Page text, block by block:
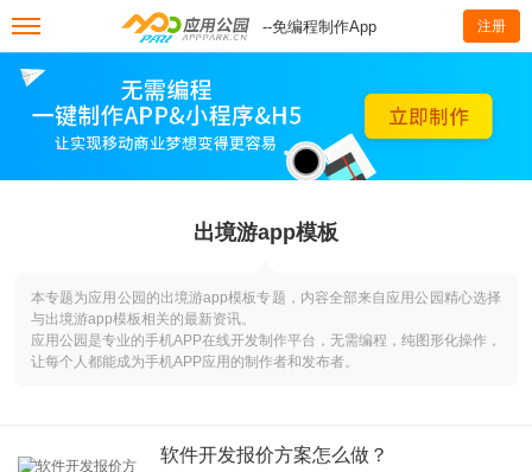
--免编程制作App 注册
出境游app模板
本专题为应用公园的出境游app模板专题，内容全部来自应用公园精心选择
与出境游app模板相关的最新资讯。
应用公园是专业的手机APP在线开发制作平台，无需编程，纯图形化操作，
让每个人都能成为手机APP应用的制作者和发布者。
软件开发报价方案怎么做？